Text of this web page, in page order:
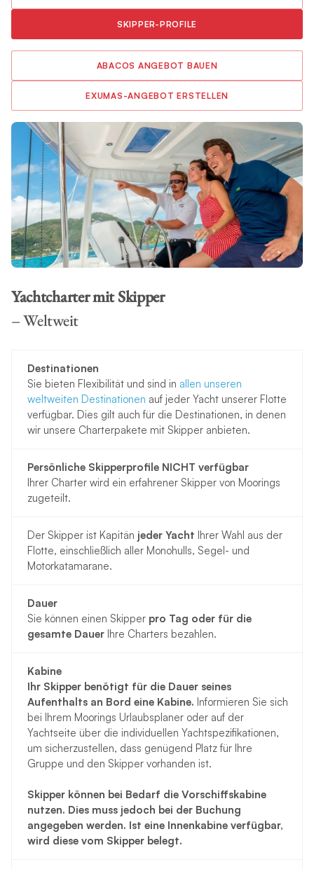
SKIPPER-PROFILE
ABACOS ANGEBOT BAUEN
EXUMAS-ANGEBOT ERSTELLEN
Yachtchartermit Skipper
– Weltweit
Destinationen
Sie bieten Flexibilität und sind in allen unseren
weltweiten Destinationen auf jeder Yacht unserer Flotte
verfügbar. Dies gilt auch für die Destinationen, in denen
wir unsere Charterpakete mit Skipper anbieten.
Persönliche Skipperprofile NICHT verfügbar
Ihrer Charter wird ein erfahrener Skipper von Moorings
zugeteilt.
Der Skipper ist Kapitän jeder Yacht Ihrer Wahl aus der
Flotte, einschließlich aller Monohulls, Segel- und
Motorkatamarane.
Dauer
Sie können einen Skipper pro Tag oder für die
gesamte Dauer Ihre Charters bezahlen.
Kabine
Ihr Skipper benötigt für die Dauer seines
Aufenthalts an Bord eine Kabine. Informieren Sie sich
bei Ihrem Moorings Urlaubsplaner oder auf der
Yachtseite über die individuellen Yachtspezifikationen,
um sicherzustellen, dass genügend Platz für Ihre
Gruppe und den Skipper vorhanden ist.
Skipper können bei Bedarf die Vorschiffskabine
nutzen. Dies muss jedoch bei der Buchung
angegeben werden. Ist eine Innenkabine verfügbar,
wird diese vom Skipper belegt.